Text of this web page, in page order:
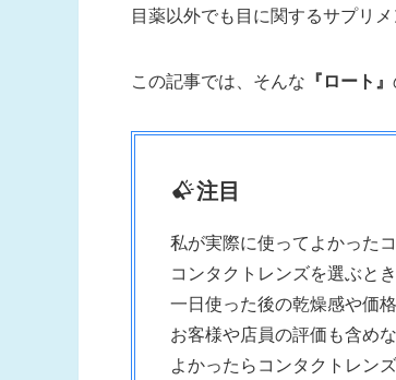
目薬以外でも目に関するサプリ
この記事では、そんな 『ロート』
注目
私が実際に使ってよかった
コンタクトレンズを選ぶと
一日使った後の乾燥感や価
お客様や店員の評価も含め
よかったらコンタクトレン